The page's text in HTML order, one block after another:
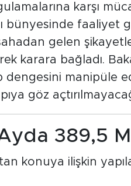
karşı
bünyesinde faaliyet
gelen
karara bağladı.
dengesini manipüle
göz
Ayda 389,5
konuya ilişkin